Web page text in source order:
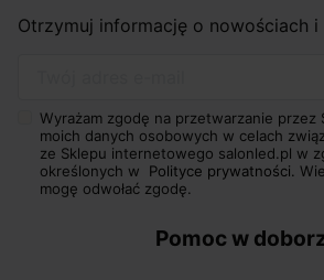
Otrzymuj informację o nowościach
Wyrażam zgodę na przetwarzanie przez
moich danych osobowych w celach
ze Sklepu internetowego salonled.pl w
określonych w Polityce prywatności.
mogę odwołać zgodę.
Pomoc w